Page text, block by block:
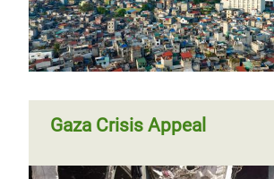
Gaza Crisis Appeal